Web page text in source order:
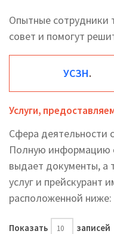
Опытные сотрудники
совет и помогут
УСЗН.
Услуги,
Сфера деятельности
Полную информацию
выдает документы, а
услуг и прейскурант
расположенной ниже:
Показать записей